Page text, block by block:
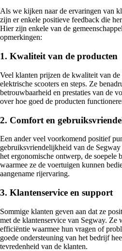
Als we kijken naar de ervaringen van
zijn er enkele positieve feedback die
Hier zijn enkele van de
opmerkingen:
1. Kwaliteit van de producten
Veel klanten prijzen de kwaliteit van
elektrische scooters en steps. Ze
betrouwbaarheid en prestaties van de
over hoe goed de producten
2. Comfort en
Een ander veel voorkomend positief
gebruiksvriendelijkheid van de
het ergonomische ontwerp, de soepele
waarmee ze de voertuigen kunnen
aangename rijervaring.
3. Klantenservice en support
Sommige klanten geven aan dat ze
met de klantenservice van Segway. Ze
efficiëntie waarmee hun vragen of
goede ondersteuning van het bedrijf
tevredenheid van de klanten.